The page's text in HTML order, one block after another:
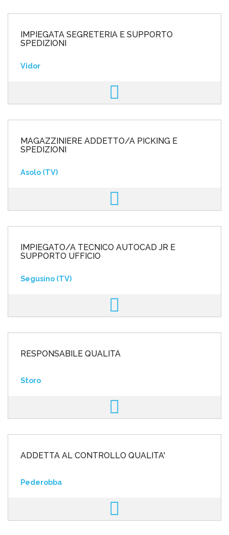
IMPIEGATA SEGRETERIA E SUPPORTO
SPEDIZIONI
Vidor
MAGAZZINIERE ADDETTO/A PICKING E
SPEDIZIONI
Asolo (TV)
IMPIEGATO/A TECNICO AUTOCAD JR E
SUPPORTO UFFICIO
Segusino (TV)
RESPONSABILE QUALITÀ
Storo
ADDETTA AL CONTROLLO QUALITA'
Pederobba